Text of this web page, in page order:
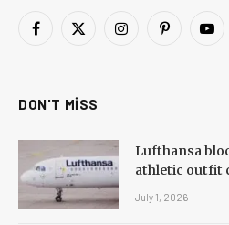
Facebook
X
InstagramPinterest
DON'T MISS
Lufthansa
athletic outfit
July 1, 2026